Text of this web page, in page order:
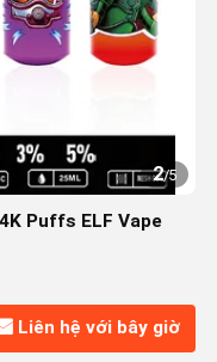
2/5
Puffs ELF Vape
Liên hệ với bây giờ